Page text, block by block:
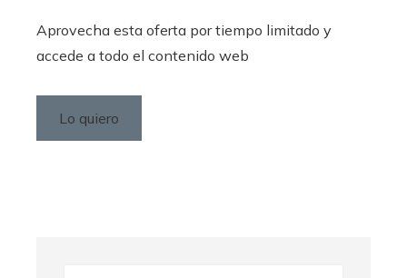
Aprovecha esta oferta por tiempo limitado y
accede a todo el contenido web
Lo quiero